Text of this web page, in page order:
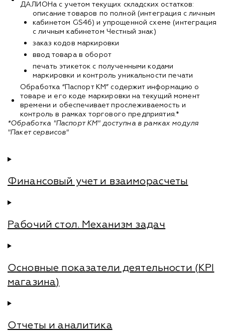
ДАЛИОНа с учетом текущих складских остатков:
описание товаров по полной (интеграция с личным
кабинетом GS46) и упрощенной схеме (интеграция
с личным кабинетом Честный знак)
заказ кодов маркировки
ввод товара в оборот
печать этикеток с полученными кодами
маркировки и контроль уникальности печати
Обработка “Паспорт КМ” содержит информацию о
товаре и его коде маркировки на текущий момент
времени и обеспечивает прослеживаемость и
контроль в рамках торгового предприятия.*
*Обработка "Паспорт КМ" доступна в рамках модуля
"Пакет сервисов"
Финансовый учет и взаиморасчеты
Рабочий стол. Механизм задач
Основные показатели деятельности (KPI
магазина)
Отчеты и аналитика